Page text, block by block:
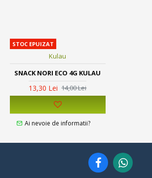
STOC EPUIZAT
Kulau
SNACK NORI ECO 4G KULAU
13,30 Lei 14,00 Lei
Ai nevoie de informatii?